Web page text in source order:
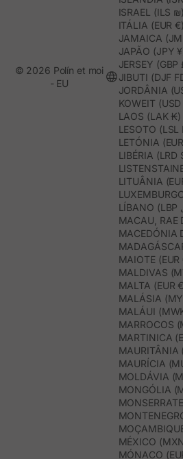
ISRAEL (ILS ₪)
ITÁLIA (EUR €)
JAMAICA
JAPÃO (JPY
JERSEY (GBP
JIBUTI (DJF
JORDÂNIA
KOWEIT
LAOS (LAK ₭)
LESOTO (LSL
LETÓNIA
LIBÉRIA (LRD
LITUÂNIA
MACAU, RAE
MACEDÓNIA
MAIOTE (EUR
MALDIVAS
MALTA (EUR
MALÁSIA
MALÁUI
MARTINICA
MAURITÂNIA
MAURÍCIA
MOLDÁVIA
MONGÓLIA
MÉXICO
MÓNACO
© 2026 Polín et moi
- EU